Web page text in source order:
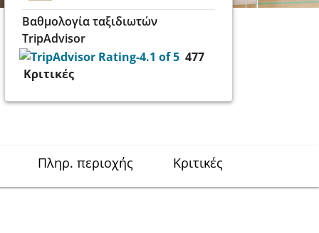
Βαθμολογία ταξιδιωτών
TripAdvisor
477
Κριτικές
Πληρ. περιοχής Κριτικές